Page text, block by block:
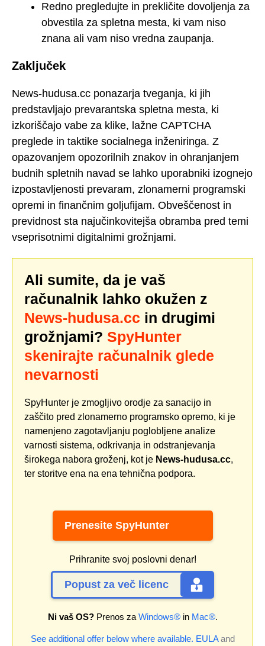
Redno pregledujte in prekličite dovoljenja za
obvestila za spletna mesta, ki vam niso
znana ali vam niso vredna zaupanja.
Zaključek
News-hudusa.cc ponazarja tveganja, ki jih
predstavljajo prevarantska spletna mesta, ki
izkoriščajo vabe za klike, lažne CAPTCHA
preglede in taktike socialnega inženiringa. Z
opazovanjem opozorilnih znakov in ohranjanjem
budnih spletnih navad se lahko uporabniki izognejo
izpostavljenosti prevaram, zlonamerni programski
opremi in finančnim goljufijam. Obveščenost in
previdnost sta najučinkovitejša obramba pred temi
vseprisotnimi digitalnimi grožnjami.
Ali sumite, da je vaš
računalnik lahko okužen z
News-hudusa.cc in drugimi
grožnjami? SpyHunter
skenirajte računalnik glede
nevarnosti
SpyHunter je zmogljivo orodje za sanacijo in
zaščito pred zlonamerno programsko opremo, ki je
namenjeno zagotavljanju poglobljene analize
varnosti sistema, odkrivanja in odstranjevanja
širokega nabora groženj, kot je News-hudusa.cc,
ter storitve ena na ena tehnična podpora.
Prenesite SpyHunter
Prihranite svoj poslovni denar!
Popust za več licenc
Ni vaš OS?Prenos zaWindows®in Mac®.
See additional offer below where available. EULAand